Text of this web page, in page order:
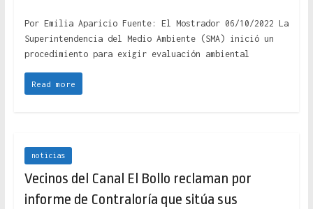
Por Emilia Aparicio Fuente: El Mostrador 06/10/2022 La
Superintendencia del Medio Ambiente (SMA) inició un
procedimiento para exigir evaluación ambiental
Read more
noticias
Vecinos del Canal El Bollo reclaman por
informe de Contraloría que sitúa sus